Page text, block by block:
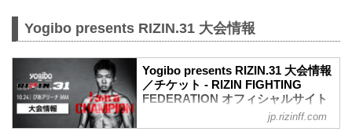
※ご招待のお客様
ご応募時にご入力いただいたメールアド
※ご購入のお客様
「『RIZIN LANDMARK vol.1』来場者情
報...
大会前に各選手のインタビューをチェッ
朝倉未来「敢えて俺が根性で上回りた
い」
朝倉未来 試合前インタビュー / +WEED
presents RIZIN LANDMARK vol.1
+WEED presents RIZIN LANDMARK
vol.1の、マスコミ向けインタビューの内
容を公開！
大会前に各選手のインタビューをチェッ
クしよう！
萩原京平「打撃で倒してパウンド打ち込
んでレフェリーストップのイメージ」
萩原京平 試合前インタビュー / +WEED
Yogibo presents RIZIN.31 大会情報
Yogibo presents RIZIN.31 大会情報
／チケット - RIZIN FIGHTING
FEDERATION オフィシャルサイト
jp.rizinff.com